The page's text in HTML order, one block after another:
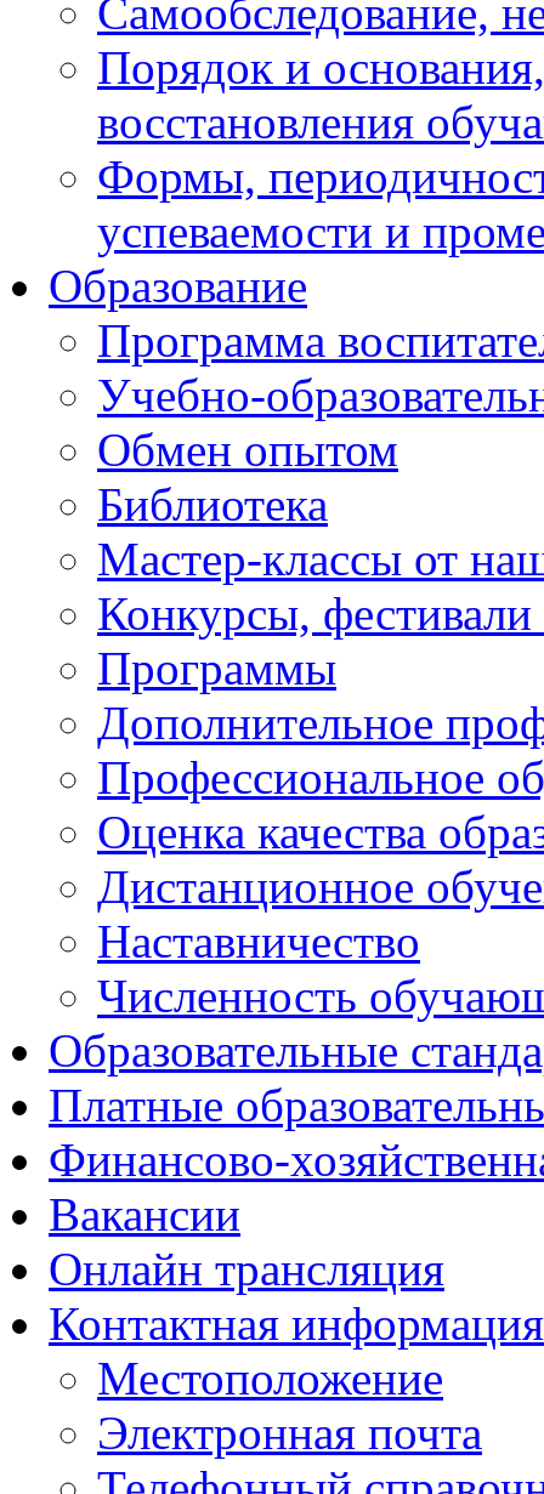
Самообследование,
Порядок и
восстановления
Формы,
успеваемости и
Образование
Программа
Учебно-
Обмен опытом
Библиотека
Мастер-классы от
Конкурсы,
Программы
Дополнительное
Профессиональное
Оценка качества
Дистанционное
Наставничество
Численность
Образовательные
Платные
Финансово-
Вакансии
Онлайн трансляция
Контактная информация
Местоположение
Электронная почта